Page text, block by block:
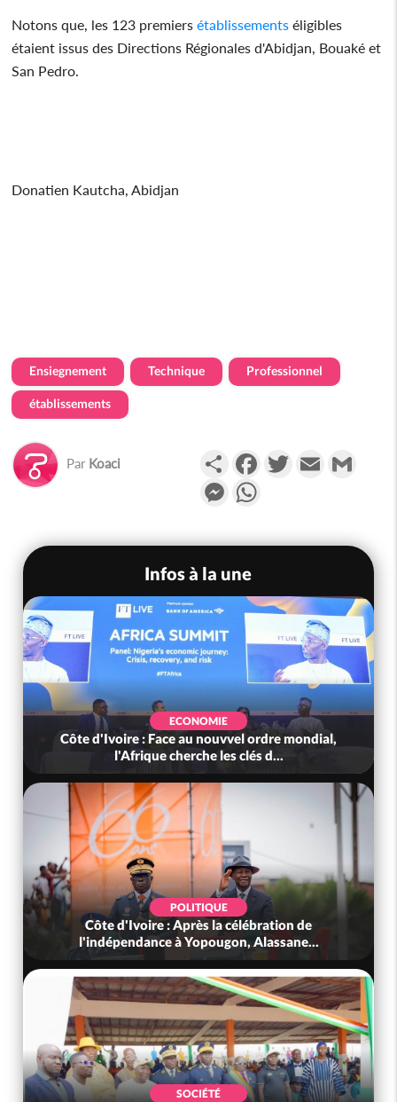
Notons que, les 123 premiersétablissements éligibles
étaient issus des Directions Régionales d'Abidjan, Bouaké et
San Pedro.
Donatien Kautcha, Abidjan
Ensiegnement Technique Professionnel
établissements
Par Koaci PartagerFacebookTwitterEmail
Messenger
Infos à la une
ECONOMIE
Côte d'Ivoire : Face au nouvvel ordre mondial,
l'Afrique cherche les clés d...
POLITIQUE
Côte d'Ivoire : Après la célébration de
l'indépendance à Yopougon, Alassane...
SOCIÉTÉ